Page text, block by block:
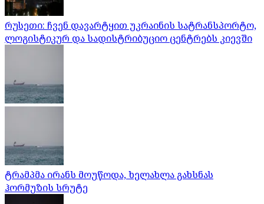
რუსეთი: ჩვენ დავარტყით უკრაინის სატრანსპორტო,
ლოგისტიკურ და სადისტრიბუციო ცენტრებს კიევში
ტრამპმა ირანს მოუწოდა, ხელახლა გახსნას
ჰორმუზის სრუტე